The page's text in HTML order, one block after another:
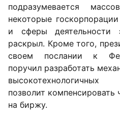
подразумевается
некоторые
и сферы
раскрыл. Кроме того,
своем послании к
поручил разработать
позволит компенсировать
на биржу.